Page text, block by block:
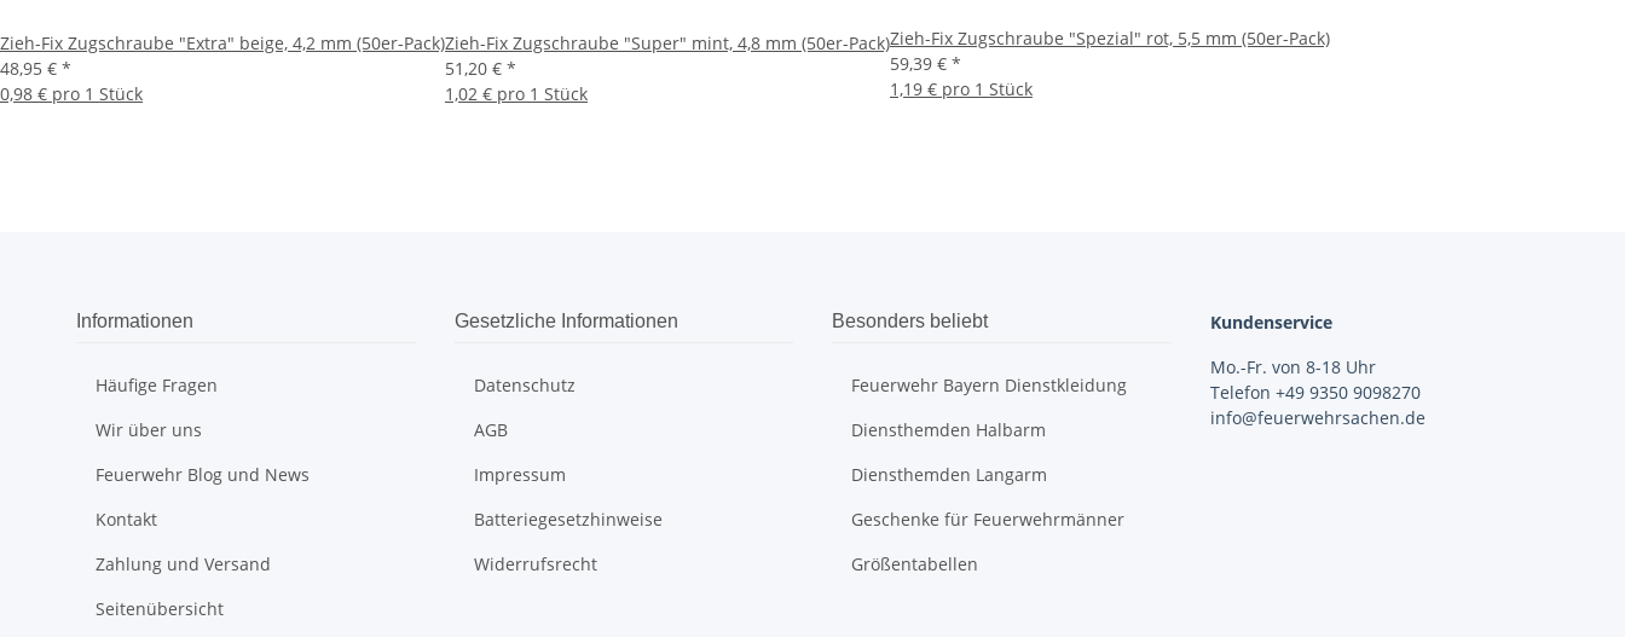
Zieh-Fix Zugschraube "Extra" beige, 4,2 mm (50er-Pack)
48,95 € *
0,98 € pro 1 Stück
Zieh-Fix Zugschraube "Super" mint, 4,8 mm (50er-Pack)
51,20 € *
1,02 € pro 1 Stück
Zieh-Fix Zugschraube "Spezial" rot, 5,5 mm (50er-Pack)
59,39 € *
1,19 € pro 1 Stück
Informationen
Häufige Fragen
Wir über uns
Feuerwehr Blog und News
Kontakt
Zahlung und Versand
Seitenübersicht
Gesetzliche Informationen
Datenschutz
AGB
Impressum
Batteriegesetzhinweise
Widerrufsrecht
Besonders beliebt
Feuerwehr Bayern Dienstkleidung
Diensthemden Halbarm
Diensthemden Langarm
Geschenke für Feuerwehrmänner
Größentabellen
Kundenservice
Mo.-Fr. von 8-18 Uhr
Telefon +49 9350 9098270
info@feuerwehrsachen.de